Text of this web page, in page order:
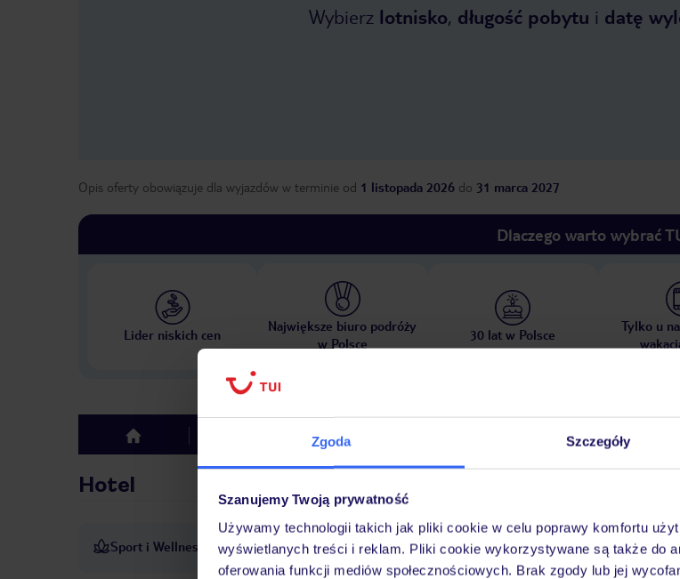
Zgoda Szczegóły
Szanujemy Twoją prywatność
Używamy technologii takich jak pliki cookie w celu poprawy komfortu
wyświetlanych treści i reklam. Pliki cookie wykorzystywane są także do
oferowania funkcji mediów społecznościowych. Brak zgody lub jej
Wybierz lotnisko, długość pobytu i datę
Opis oferty obowiązuje dla wyjazdów w terminie od 1 listopada 2026 do 31 marca 2027
Dlaczego warto wybrać
Lider niskich cen
Największe biuro podróży
w Polsce
30 lat w Polsce
Tylko u
top Wyżywienie
Hotel
Sport i Wellness Wypożyczalnia rowerów